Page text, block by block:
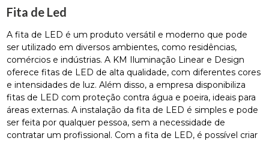
Fita de Led
A fita de LED é um produto versátil e moderno que pode
ser utilizado em diversos ambientes, como residências,
comércios e indústrias. A KM Iluminação Linear e Design
oferece fitas de LED de alta qualidade, com diferentes cores
e intensidades de luz. Além disso, a empresa disponibiliza
fitas de LED com proteção contra água e poeira, ideais para
áreas externas. A instalação da fita de LED é simples e pode
ser feita por qualquer pessoa, sem a necessidade de
contratar um profissional. Com a fita de LED, é possível criar